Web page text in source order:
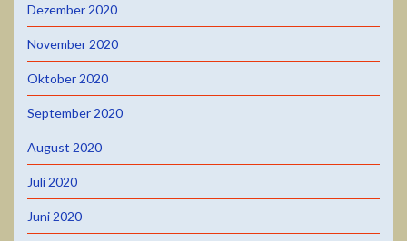
Dezember 2020
November 2020
Oktober 2020
September 2020
August 2020
Juli 2020
Juni 2020